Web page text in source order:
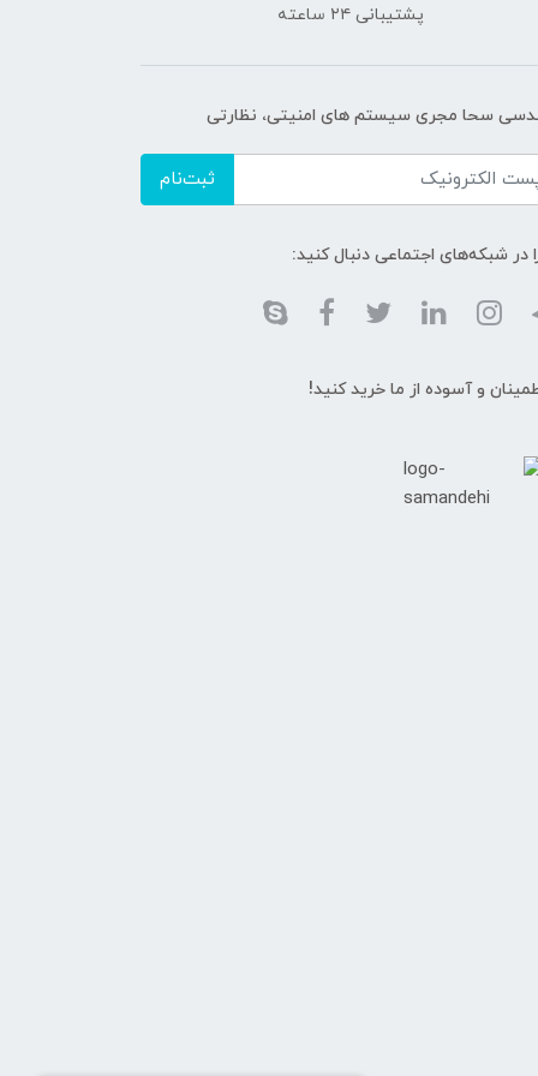
پشتیبانی ۲۴ ساعته
سحا مجری سیستم های امنیتی، نظارتی
ثبت‌نام
در شبکه‌های اجتماعی دنبال کنید:
و آسوده از ما خرید کنید!